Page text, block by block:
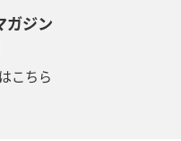
ガジン
こちら